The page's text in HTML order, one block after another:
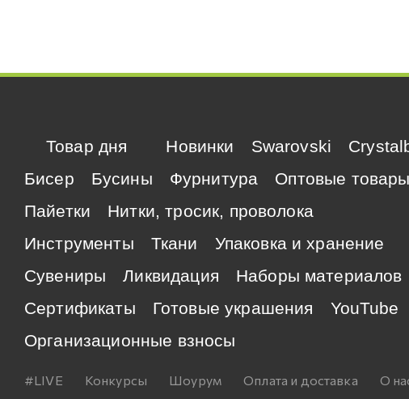
Товар дня Новинки Swarovski
Бисер
Бусины Фурнитура
Оптовые товары
Пайетки
Нитки, тросик, проволока
Инструменты
Ткани
Упаковка и хранение
Сувениры
Ликвидация
Наборы материалов
Сертификаты
Готовые украшения
YouTube
Организационные взносы
#LIVE Конкурсы Шоурум Оплата и доставка О